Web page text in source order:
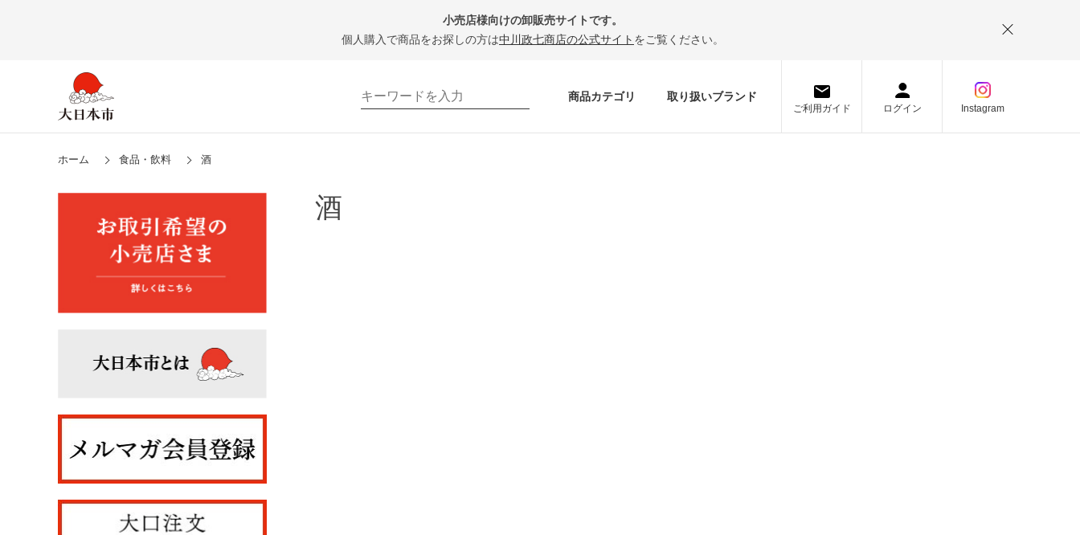
小売店様向けの卸販売サイトです。
個人購入で商品をお探しの方は中川政七商店の公式サイト をご覧ください。
商品カテゴリ 取り扱いブランド
ご利用ガイド ログイン Instagram
ホーム 食品・飲料 酒
酒